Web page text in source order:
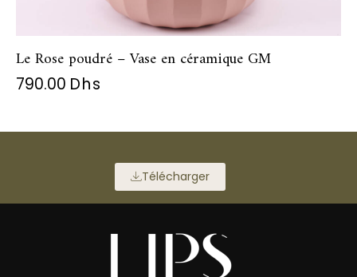
Le Rose poudré – Vase en céramique GM
790.00 Dhs
Télécharger